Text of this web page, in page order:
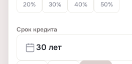
20% 30% 40% 50%
Срок кредита